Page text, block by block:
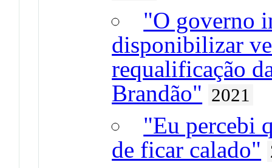
"O governo
disponibilizar
requalificação
Brandão" 2021
"Eu percebi
de ficar calado"